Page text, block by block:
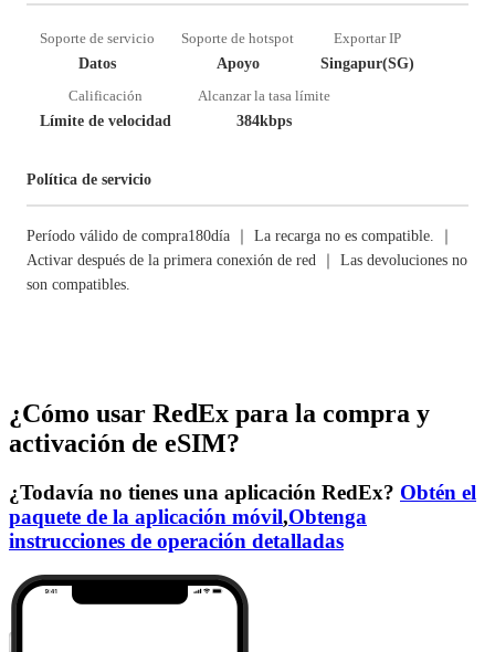
Soporte de servicio
Datos
Soporte de hotspot
Apoyo
Exportar IP
Singapur(SG)
Calificación
Límite de velocidad
Alcanzar la tasa límite
384kbps
Política de servicio
Período válido de compra180día ｜ La recarga no es compatible. ｜
Activar después de la primera conexión de red ｜ Las devoluciones no
son compatibles.
¿Cómo usar RedEx para la compra y
activación de eSIM?
¿Todavía no tienes una aplicación RedEx? Obtén el
paquete de la aplicación móvil,Obtenga
instrucciones de operación detalladas